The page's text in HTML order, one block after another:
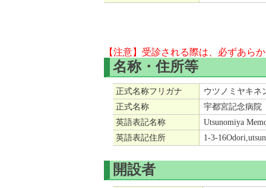
【注意】受診される際は、必ずあら
名称・住所等
正式名称フリガナ
ウツノミヤキネ
正式名称
宇都宮記念病院
英語表記名称
Utsunomiya
英語表記住所
1-3-
開設者